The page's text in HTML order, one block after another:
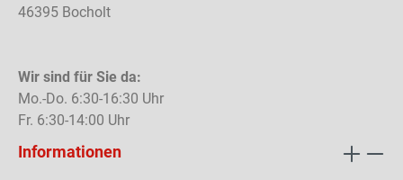
46395 Bocholt
Wir sind für Sie da:
Mo.-Do. 6:30-16:30 Uhr
Fr. 6:30-14:00 Uhr
Informationen